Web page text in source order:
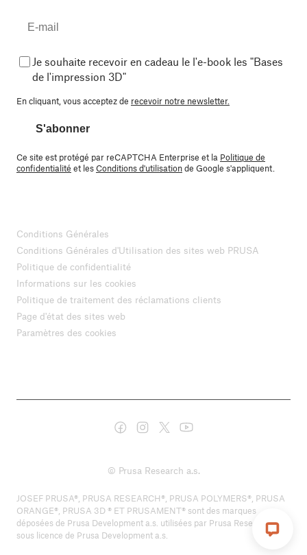
Je souhaite recevoir en cadeau le l'e-book les "Bases
de l'impression 3D"
En cliquant, vous acceptez de recevoir notre newsletter.
S'abonner
Ce site est protégé par reCAPTCHA Enterprise et la Politique de
confidentialité et lesConditions d'utilisationde Google s'appliquent.
Conditions Générales
Conditions Générales d'Utilisation des sites web PRUSA
Politique de confidentialité
Informations sur les cookies
Politique de traitement des réclamations clients
Page d'état des sites web
Paramètres des cookies
© Prusa Research a.s.
JOSEF PRUSA®, PRUSA RESEARCH®, PRUSA POLYMERS®, PRUSA
ORANGE®, PRUSA 3D ® ET PRUSAMENT® sont des marques
déposées de Prusa Development a.s. utilisées par Prusa Research a.s.
sous licence de Prusa Development a.s.